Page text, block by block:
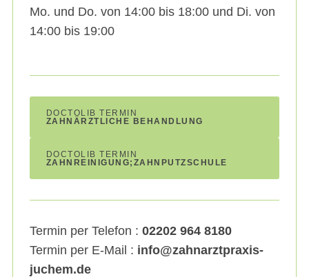
Mo. und Do. von 14:00 bis 18:00 und Di. von
14:00 bis 19:00
DOCTOLIB TERMIN
ZAHNÄRZTLICHE BEHANDLUNG
DOCTOLIB TERMIN
ZAHNREINIGUNG;ZAHNPUTZSCHULE
Termin per Telefon : 02202 964 8180
Termin per E-Mail : info@zahnarztpraxis-
juchem.de